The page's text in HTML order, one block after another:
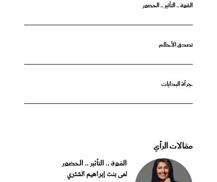
القوة .. التأثير .. الحضور
تصدق الأحلام
جرأة البدايات
مقالات الرأي
القوة .. التأثير .. الحضور
لمى بنت إبراهيم الشثري